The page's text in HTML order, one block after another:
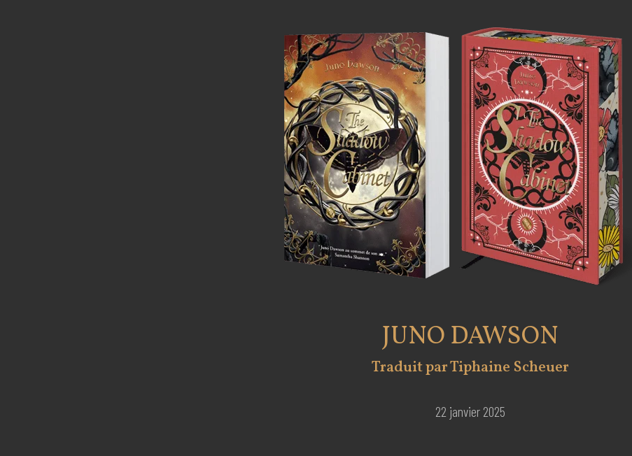
JUNO DAWSON
Traduit par Tiphaine Scheuer
22 janvier 2025